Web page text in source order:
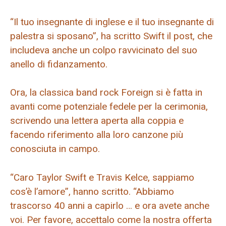
“Il tuo insegnante di inglese e il tuo insegnante di
palestra si sposano”, ha scritto Swift il post, che
includeva anche un colpo ravvicinato del suo
anello di fidanzamento.
Ora, la classica band rock Foreign si è fatta in
avanti come potenziale fedele per la cerimonia,
scrivendo una lettera aperta alla coppia e
facendo riferimento alla loro canzone più
conosciuta in campo.
“Caro Taylor Swift e Travis Kelce, sappiamo
cos’è l’amore”, hanno scritto. “Abbiamo
trascorso 40 anni a capirlo … e ora avete anche
voi. Per favore, accettalo come la nostra offerta